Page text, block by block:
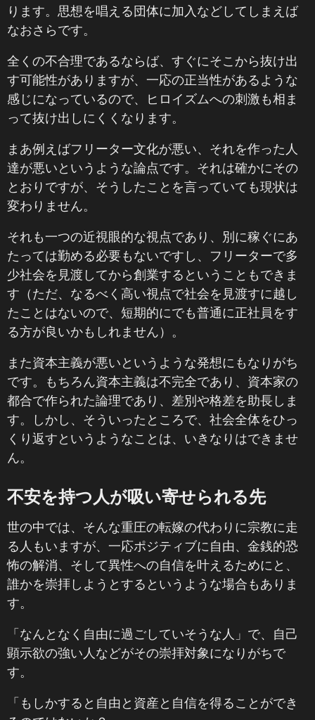
ります。思想を唱える団体に加入などしてしまえば
なおさらです。
全くの不合理であるならば、すぐにそこから抜け出
す可能性がありますが、一応の正当性があるような
感じになっているので、ヒロイズムへの刺激も相ま
って抜け出しにくくなります。
まあ例えばフリーター文化が悪い、それを作った人
達が悪いというような論点です。それは確かにその
とおりですが、そうしたことを言っていても現状は
変わりません。
それも一つの近視眼的な視点であり、別に稼ぐにあ
たっては勤める必要もないですし、フリーターで多
少社会を見渡してから創業するということもできま
す（ただ、なるべく高い視点で社会を見渡すに越し
たことはないので、短期的にでも普通に正社員をす
る方が良いかもしれません）。
また資本主義が悪いというような発想にもなりがち
です。もちろん資本主義は不完全であり、資本家の
都合で作られた論理であり、差別や格差を助長しま
す。しかし、そういったところで、社会全体をひっ
くり返すというようなことは、いきなりはできませ
ん。
不安を持つ人が吸い寄せられる先
世の中では、そんな重圧の転嫁の代わりに宗教に走
る人もいますが、一応ポジティブに自由、金銭的恐
怖の解消、そして異性への自信を叶えるためにと、
誰かを崇拝しようとするというような場合もありま
す。
「なんとなく自由に過ごしていそうな人」で、自己
顕示欲の強い人などがその崇拝対象になりがちで
す。
「もしかすると自由と資産と自信を得ることができ